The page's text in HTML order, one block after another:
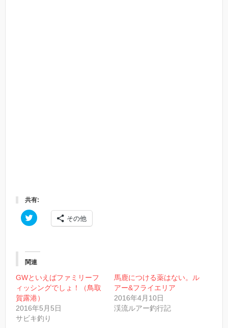
共有:
ク
リ
て
w
t
e
r
で
共
有
(
その他
関連
GWといえばファミリーフ
ィッシングでしょ！（鳥取
賀露港）
2016年5月5日
サビキ釣り
馬鹿につける薬はない。ル
アー&フライエリア
2016年4月10日
渓流ルアー釣行記